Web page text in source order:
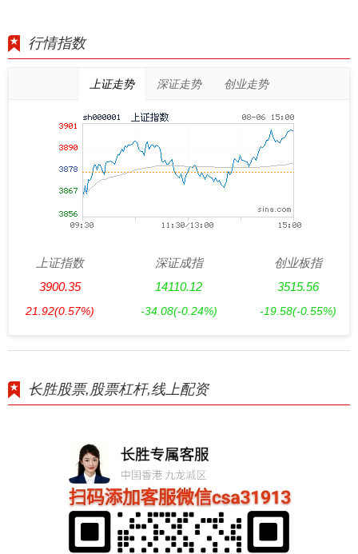
行情指数
上证走势 深证走势 创业走势
上证指数
3900.35
21.92(0.57%)
深证成指
14110.12
-34.08(-0.24%)
创业板指
3515.56
-19.58(-0.55%)
长胜股票,股票杠杆,线上配资